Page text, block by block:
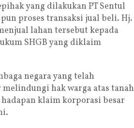
yang dilakukan PT Sentul
proses transaksi jual beli. Hj.
lahan tersebut kepada
SHGB yang diklaim
negara yang telah
hak warga atas tanah
klaim korporasi besar